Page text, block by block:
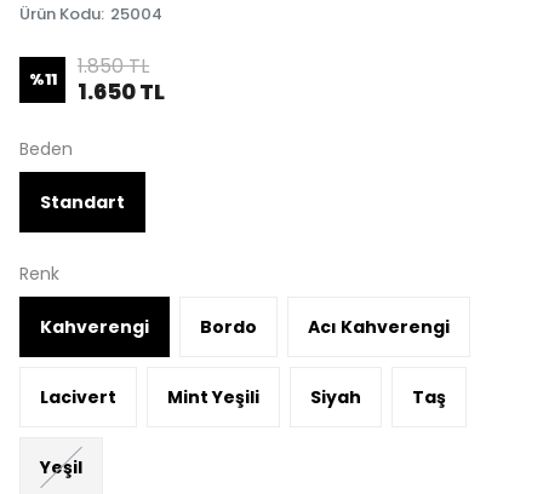
Ürün Kodu: 25004
%11 1.850 TL
1.650 TL
Beden
Standart
Renk
Kahverengi Bordo Acı Kahverengi
Lacivert Mint Yeşili Siyah Taş
Yeşil